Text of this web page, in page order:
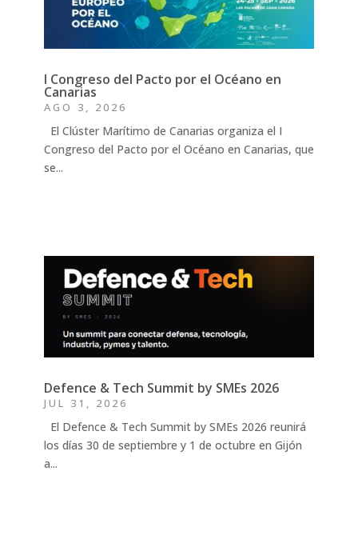
I Congreso del Pacto por el Océano en
Canarias
AGO 3, 2026
El Clúster Marítimo de Canarias organiza el I
Congreso del Pacto por el Océano en Canarias, que
se...
Defence & Tech Summit by SMEs 2026
JUL 31, 2026
El Defence & Tech Summit by SMEs 2026 reunirá
los días 30 de septiembre y 1 de octubre en Gijón
a...